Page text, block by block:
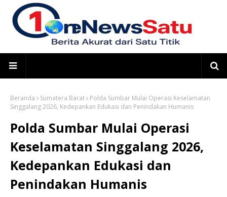
Beranda Sumatera Barat
Polda Sumbar Mulai Operasi Keselamatan
Singgalang 2026, Kedepankan Edukasi dan Penindakan Humanis
Polda Sumbar Mulai Operasi
Keselamatan Singgalang 2026,
Kedepankan Edukasi dan
Penindakan Humanis